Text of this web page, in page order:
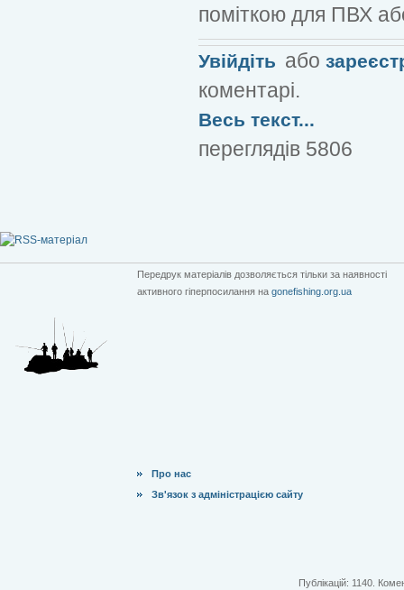
поміткою для ПВХ
Увійдіть або
коментарі.
Весь текст...
переглядів 5806
Передрук матеріалів дозволяється тільки за наявності
активного гіперпосилання на gonefishing.org.ua
Про нас
Зв'язок з адміністрацією сайту
Публікацій: 1140.